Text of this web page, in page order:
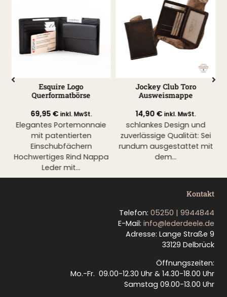
Esquire Logo
Querformatbörse
69,95 € inkl. MwSt.
Elegantes Portemonnaie
mit patentierten
Einschubfächern
Hochwertiges Rind Nappa
Leder mit...
Jockey Club Toro
Ausweismappe
14,90 € inkl. MwSt.
schlankes Design und
zuverlässige Qualität: Sei
rundum ausgestattet mit
dem...
Kontakt
Telefon: 05250 | 9944844
E-Mail: info@lederdeele.de
Adresse: Lange Straße 9
33129 Delbrück
Öffnungszeiten:
Mo.-Fr. 09.00-12.30 Uhr & 14.30-18.00 Uhr
Samstag 09.00-13.00 Uhr